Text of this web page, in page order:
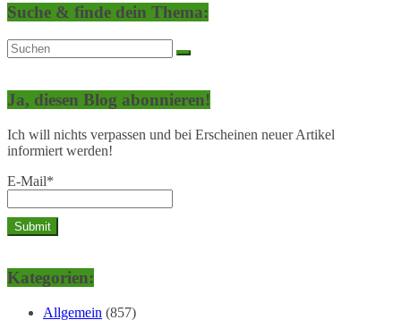
Suche & finde dein Thema:
Ja, diesen Blog abonnieren!
Ich will nichts verpassen und bei Erscheinen neuer Artikel
informiert werden!
E-Mail*
Kategorien:
Allgemein (857)